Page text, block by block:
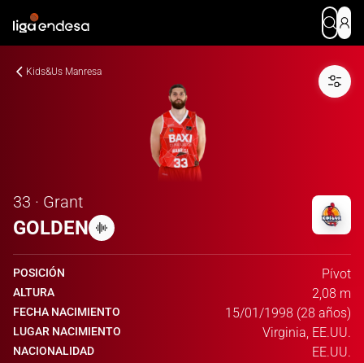
Kids&Us Manresa
33 · Grant
GOLDEN
POSICIÓN Pívot
ALTURA 2,08 m
FECHA NACIMIENTO 15/01/1998 (28 años)
LUGAR NACIMIENTO Virginia, EE.UU.
NACIONALIDAD EE.UU.